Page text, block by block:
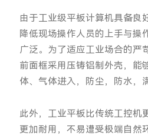
由于工业级平板计算机具备良
降低现场操作人员的上手与操
广泛。为了适应工业场合的严
前面框采用压铸铝制外壳，能
体、气体进入，防尘，防水，
此外，工业平板比传统工控机
更加耐用，不易遭受极端自然